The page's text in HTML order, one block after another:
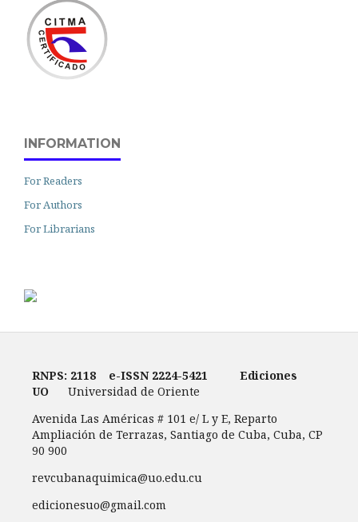
INFORMATION
For Readers
For Authors
For Librarians
RNPS: 2118 e-ISSN 2224-5421
Ediciones
UO
Universidad de Oriente
Avenida Las Américas # 101 e/ L y E, Reparto
Ampliación de Terrazas, Santiago de Cuba, Cuba, CP
90 900
revcubanaquimica@uo.edu.cu
edicionesuo@gmail.com